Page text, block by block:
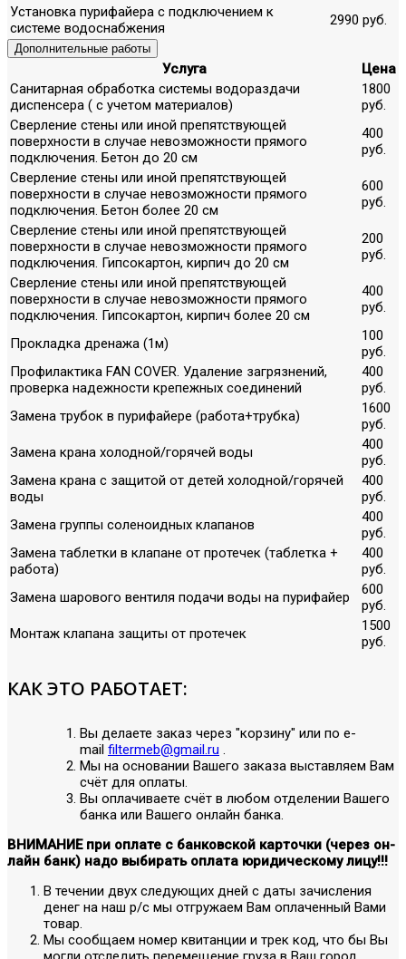
Установка пурифайера с подключением к
системе водоснабжения
2990 руб.
Дополнительные работы
Услуга
Цена
Санитарная обработка системы водораздачи
диспенсера ( с учетом материалов)
1800
руб.
Сверление стены или иной препятствующей
поверхности в случае невозможности прямого
подключения. Бетон до 20 см
400
руб.
Сверление стены или иной препятствующей
поверхности в случае невозможности прямого
подключения. Бетон более 20 см
600
руб.
Сверление стены или иной препятствующей
поверхности в случае невозможности прямого
подключения. Гипсокартон, кирпич до 20 см
200
руб.
Сверление стены или иной препятствующей
поверхности в случае невозможности прямого
подключения. Гипсокартон, кирпич более 20 см
400
руб.
Прокладка дренажа (1м)
100
руб.
Профилактика FAN COVER. Удаление загрязнений,
проверка надежности крепежных соединений
400
руб.
Замена трубок в пурифайере (работа+трубка)
1600
руб.
Замена крана холодной/горячей воды
400
руб.
Замена крана с защитой от детей холодной/горячей
воды
400
руб.
Замена группы соленоидных клапанов
400
руб.
Замена таблетки в клапане от протечек (таблетка +
работа)
400
руб.
Замена шарового вентиля подачи воды на пурифайер
600
руб.
Монтаж клапана защиты от протечек
1500
руб.
КАК ЭТО РАБОТАЕТ:
Вы делаете заказ через "корзину" или по е-
mail filtermeb@gmail.ru .
Мы на основании Вашего заказа выставляем Вам
счёт для оплаты.
Вы оплачиваете счёт в любом отделении Вашего
банка или Вашего онлайн банка.
ВНИМАНИЕ при оплате с банковской карточки (через он-
лайн банк) надо выбирать оплата юридическому лицу!!!
В течении двух следующих дней с даты зачисления
денег на наш р/с мы отгружаем Вам оплаченный Вами
товар.
Мы сообщаем номер квитанции и трек код, что бы Вы